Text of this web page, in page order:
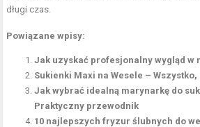
długi czas.
Powiązane wpisy:
Jak uzyskać profesjonalny wygląd w
Sukienki Maxi na Wesele –
Jak wybrać idealną marynarkę do
Praktyczny przewodnik
10 najlepszych fryzur ślubnych do